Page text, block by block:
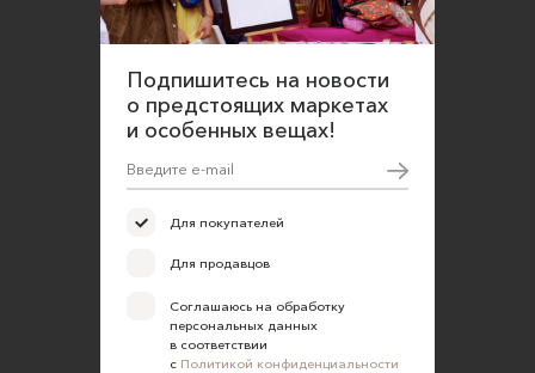
Подпишитесь на новости
о предстоящих маркетах
и особенных вещах!
Для покупателей
Для продавцов
Соглашаюсь на обработку
персональных данных
в соответствии
с Политикой конфиденциальности